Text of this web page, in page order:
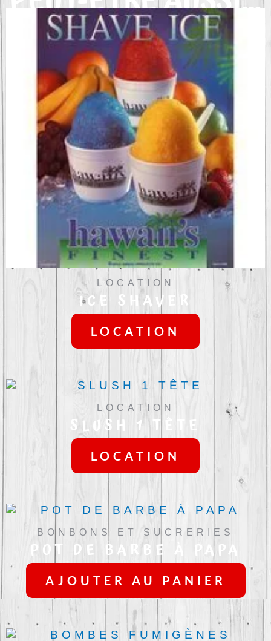
LOCATION
ICE SHAVER
LOCATION
LOCATION
SLUSH 1 TÊTE
LOCATION
BONBONS ET SUCRERIES
POT DE BARBE À PAPA
AJOUTER AU PANIER